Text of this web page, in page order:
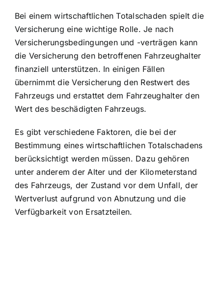
Bei einem wirtschaftlichen Totalschaden spielt die
Versicherung eine wichtige Rolle. Je nach
Versicherungsbedingungen und -verträgen kann
die Versicherung den betroffenen Fahrzeughalter
finanziell unterstützen. In einigen Fällen
übernimmt die Versicherung den Restwert des
Fahrzeugs und erstattet dem Fahrzeughalter den
Wert des beschädigten Fahrzeugs.
Es gibt verschiedene Faktoren, die bei der
Bestimmung eines wirtschaftlichen Totalschadens
berücksichtigt werden müssen. Dazu gehören
unter anderem der Alter und der Kilometerstand
des Fahrzeugs, der Zustand vor dem Unfall, der
Wertverlust aufgrund von Abnutzung und die
Verfügbarkeit von Ersatzteilen.